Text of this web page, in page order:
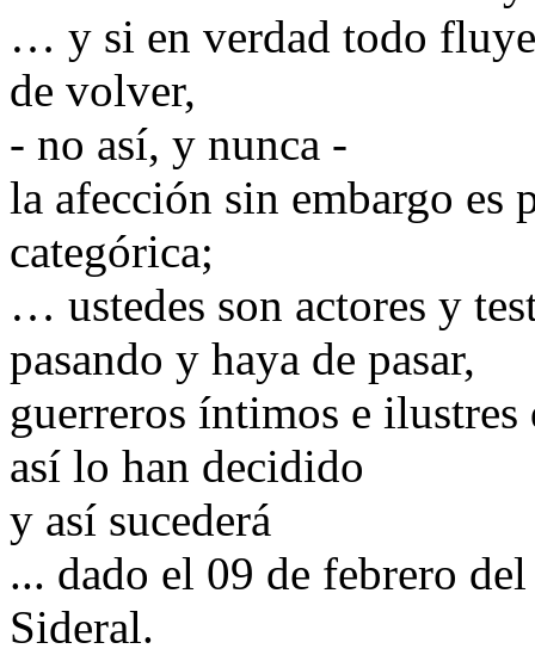
… y si en verdad todo fluye
de volver,
- no así, y nunca -
la afección sin embargo es
categórica;
… ustedes son actores y
pasando y haya de pasar,
guerreros íntimos e
así lo han decidido
y así sucederá
... dado el 09 de febrero
Sideral.